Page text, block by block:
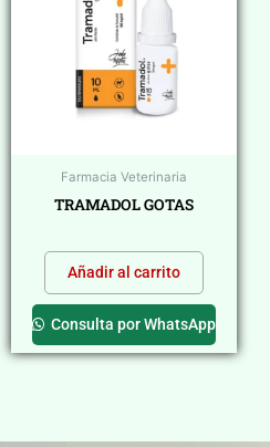
Farmacia Veterinaria
TRAMADOL GOTAS
Añadir al carrito
Consulta por WhatsApp